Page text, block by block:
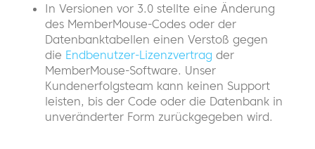
In Versionen vor 3.0 stellte eine Änderung
des MemberMouse-Codes oder der
Datenbanktabellen einen Verstoß gegen
die Endbenutzer-Lizenzvertrag der
MemberMouse-Software. Unser
Kundenerfolgsteam kann keinen Support
leisten, bis der Code oder die Datenbank in
unveränderter Form zurückgegeben wird.